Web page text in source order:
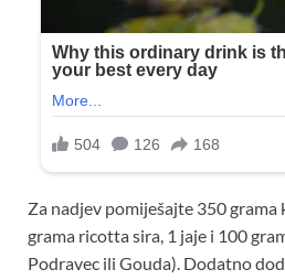
Za nadjev pomiješajte 350 grama
grama ricotta sira, 1 jaje i 100
Podravec ili Gouda). Dodatno